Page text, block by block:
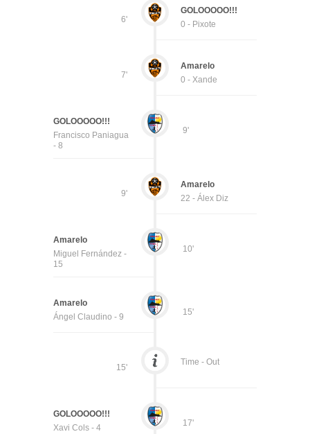
6'
GOLOOOOO!!!
0 - Pixote
7'
Amarelo
0 - Xande
9'
GOLOOOOO!!!
Francisco Paniagua
- 8
9'
Amarelo
22 - Álex Diz
10'
Amarelo
Miguel Fernández -
15
15'
Amarelo
Ángel Claudino - 9
15'
Time - Out
17'
GOLOOOOO!!!
Xavi Cols - 4